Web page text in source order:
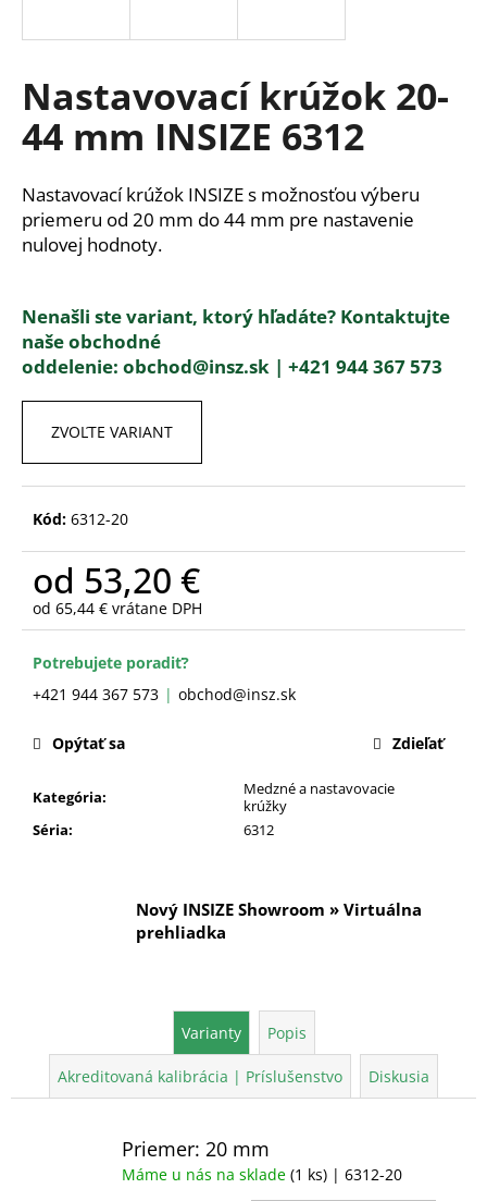
Nastavovací krúžok 20-
44 mm INSIZE 6312
Nastavovací krúžok INSIZE s možnosťou výberu
priemeru od 20 mm do 44 mm pre nastavenie
nulovej hodnoty.
Nenašli ste variant, ktorý hľadáte? Kontaktujte
naše obchodné
oddelenie: obchod@insz.sk | +421 944 367 573
ZVOĽTE VARIANT
Kód: 6312-20
od 53,20 €
od 65,44 € vrátane DPH
Jednotková
Potrebujete poradiť?
+421 944 367 573
obchod@insz.sk
Kategória:
Medzné a nastavovacie
krúžky
Séria: 6312
Opýtať sa Zdieľať
Nový INSIZE Showroom » Virtuálna
prehliadka
Varianty Popis
Akreditovaná kalibrácia | Príslušenstvo Diskusia
Priemer: 20 mm
Máme u nás na sklade (1 ks) | 6312-20
s
ť
?
HĽADAŤ
O
d
p
ú
č
a